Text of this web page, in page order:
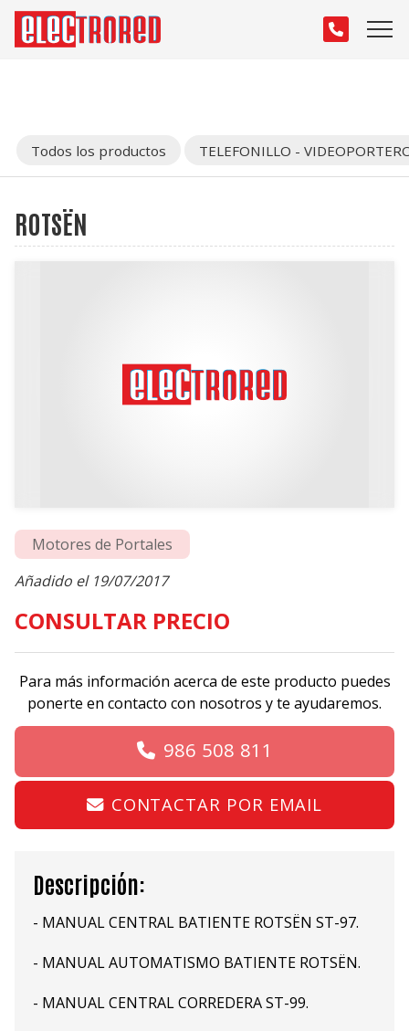
Todos los productos TELEFONILLO -
ROTSËN
Motores de Portales
Añadido el 19/07/2017
CONSULTAR PRECIO
Para más información acerca de este producto puedes
ponerte en contacto con nosotros y te ayudaremos.
986 508 811
CONTACTAR POR EMAIL
Descripción:
- MANUAL CENTRAL BATIENTE ROTSËN ST-97.
- MANUAL AUTOMATISMO BATIENTE ROTSËN.
- MANUAL CENTRAL CORREDERA ST-99.